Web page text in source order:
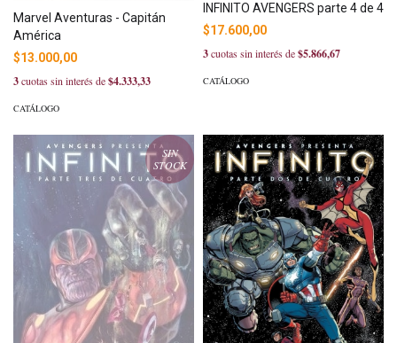
Marvel Aventuras - Capitán
América
$13.000,00
3cuotas sin interés de$4.333,33
CATÁLOGO
INFINITO AVENGERS parte 4 de 4
$17.600,00
3cuotas sin interés de$5.866,67
CATÁLOGO
SIN
STOCK